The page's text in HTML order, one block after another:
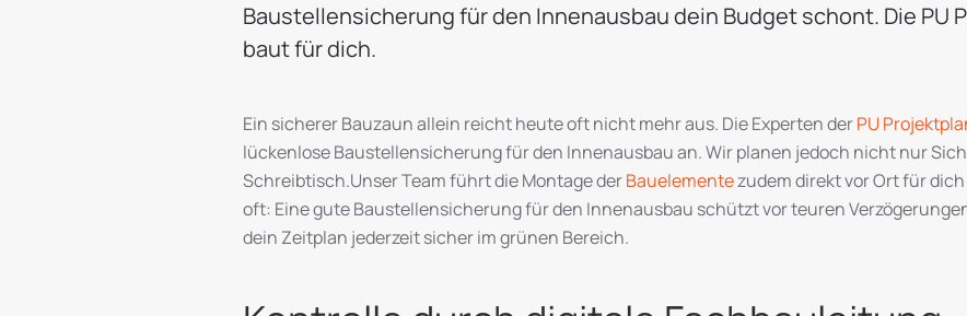
Baustellensicherung für den Innenausbau dein Budget schont. Die PU
baut für dich.
Ein sicherer Bauzaun allein reicht heute oft nicht mehr aus. Die Experten derPU
lückenlose Baustellensicherung für den Innenausbau an. Wir planen jedoch nicht nur
Schreibtisch.Unser Team führt die Montage derBauelementezudem direkt vor Ort für
oft: Eine gute Baustellensicherung für den Innenausbau schützt vor teuren
dein Zeitplan jederzeit sicher im grünen Bereich.